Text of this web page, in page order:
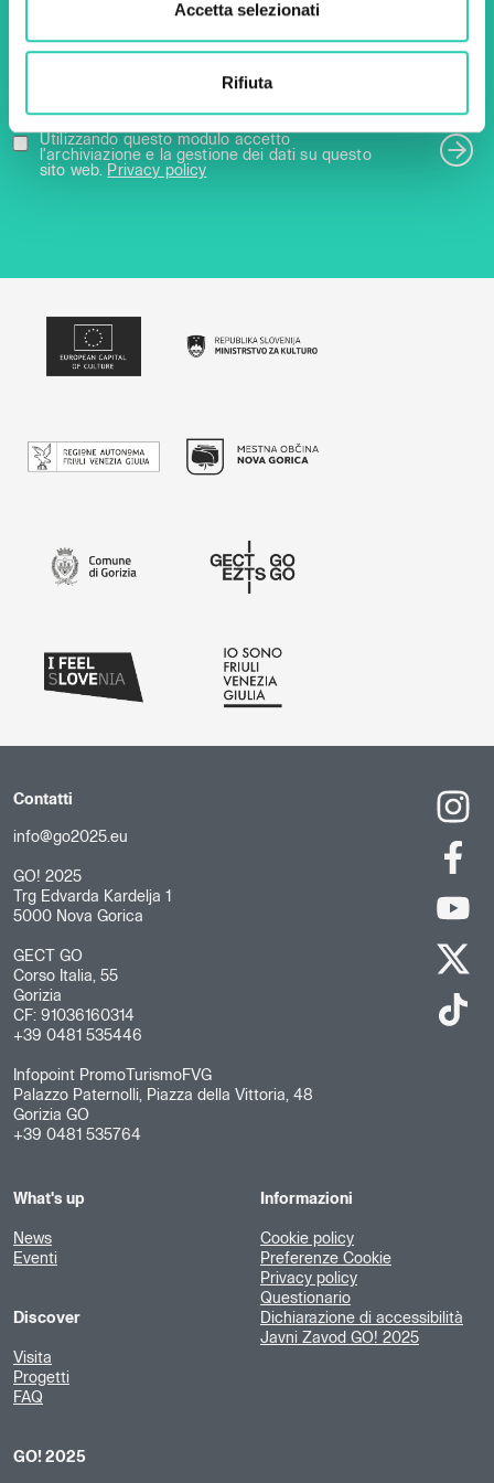
Accetta selezionati
Rifiuta
Utilizzando questo modulo accetto
l'archiviazione e la gestione dei dati su questo
sito web.
Privacy policy
Contatti
info@go2025.eu
GO! 2025
Trg Edvarda Kardelja 1
5000 Nova Gorica
GECT GO
Corso Italia, 55
Gorizia
CF: 91036160314
+39 0481 535446
Infopoint PromoTurismoFVG
Palazzo Paternolli, Piazza della Vittoria, 48
Gorizia GO
+39 0481 535764
What's up
News
Eventi
Discover
Visita
Progetti
FAQ
GO! 2025
Informazioni
Cookie policy
Preferenze Cookie
Privacy policy
Questionario
Dichiarazione di accessibilità
Javni Zavod GO! 2025